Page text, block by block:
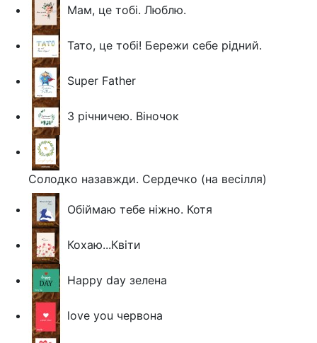
Мам, це тобі. Люблю.
Тато, це тобі! Бережи себе рідний.
Super Father
З річничею. Віночок
Солодко назавжди. Сердечко (на весілля)
Обіймаю тебе ніжно. Котя
Кохаю...Квіти
Happy day зелена
love you червона